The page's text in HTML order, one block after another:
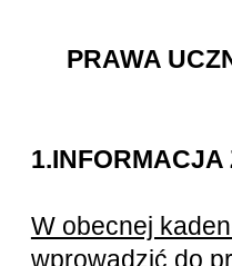
PRAWA
1.INFORMACJA
W obecnej
wprowadzić do